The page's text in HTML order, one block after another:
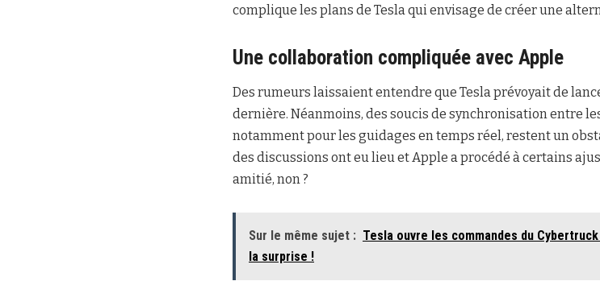
complique les plans de Tesla qui envisage de créer une
Une collaboration compliquée avec Apple
Des rumeurs laissaient entendre que Tesla prévoyait de
dernière. Néanmoins, des soucis de synchronisation entre
notamment pour les guidages en temps réel, restent un
des discussions ont eu lieu et Apple a procédé à certains
amitié, non ?
Sur le même sujet : Tesla ouvre les commandes du
la surprise !